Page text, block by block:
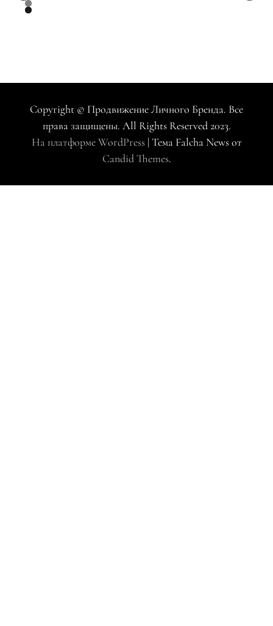
Copyright © Продвижение Личного Бренда. Все
права защищены. All Rights Reserved 2023.
На платформе WordPress | Тема Falcha News от
Candid Themes.